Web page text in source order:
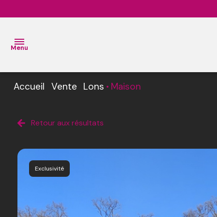
Menu
VENDUS
ESTIMATION
AGENCE
L’Équipe
Agence
Accueil Vente Lons Maison
Retour aux résultats
Exclusivité